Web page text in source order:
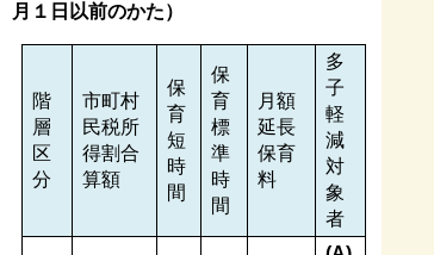
月１日以前のかた）
階
層
区
分
市町村
民税所
得割合
算額
保
育
短
時
間
保
育
標
準
時
間
月額
延長
保育
料
多
子
軽
減
対
象
者